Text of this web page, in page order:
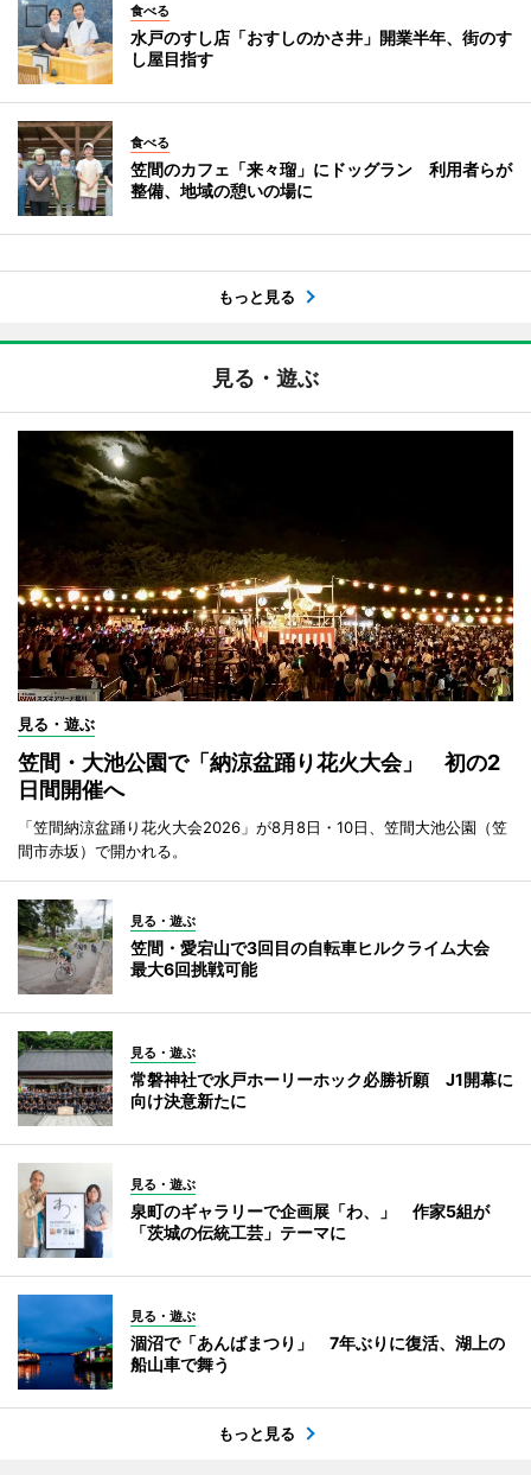
食べる
水戸のすし店「おすしのかさ井」開業半年、街のす
し屋目指す
食べる
笠間のカフェ「来々瑠」にドッグラン 利用者らが
整備、地域の憩いの場に
もっと見る
見る・遊ぶ
見る・遊ぶ
笠間・大池公園で「納涼盆踊り花火大会」 初の2
日間開催へ
「笠間納涼盆踊り花火大会2026」が8月8日・10日、笠間大池公園（笠
間市赤坂）で開かれる。
見る・遊ぶ
笠間・愛宕山で3回目の自転車ヒルクライム大会
最大6回挑戦可能
見る・遊ぶ
常磐神社で水戸ホーリーホック必勝祈願 J1開幕に
向け決意新たに
見る・遊ぶ
泉町のギャラリーで企画展「わ、」 作家5組が
「茨城の伝統工芸」テーマに
見る・遊ぶ
涸沼で「あんばまつり」 7年ぶりに復活、湖上の
船山車で舞う
もっと見る